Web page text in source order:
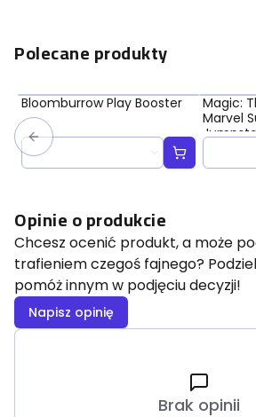
Polecane produkty
Bloomburrow Play Booster
Magic:
Marvel
Opinie o produkcie
Chcesz ocenić produkt, a może
trafieniem czegoś fajnego?
pomóż innym w podjęciu decyzji!
Napisz opinię
Brak opinii